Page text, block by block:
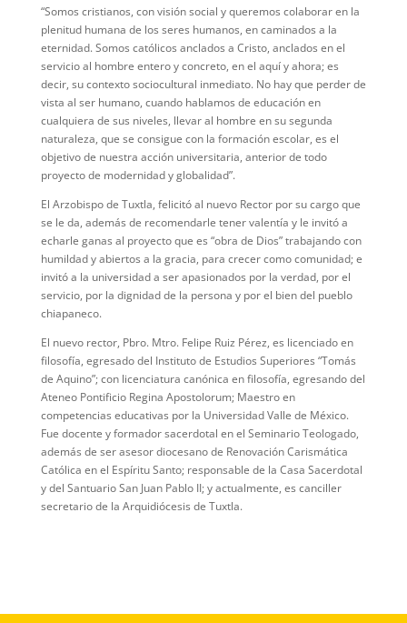
“Somos cristianos, con visión social y queremos colaborar en la
plenitud humana de los seres humanos, en caminados a la
eternidad. Somos católicos anclados a Cristo, anclados en el
servicio al hombre entero y concreto, en el aquí y ahora; es
decir, su contexto sociocultural inmediato. No hay que perder de
vista al ser humano, cuando hablamos de educación en
cualquiera de sus niveles, llevar al hombre en su segunda
naturaleza, que se consigue con la formación escolar, es el
objetivo de nuestra acción universitaria, anterior de todo
proyecto de modernidad y globalidad”.
El Arzobispo de Tuxtla, felicitó al nuevo Rector por su cargo que
se le da, además de recomendarle tener valentía y le invitó a
echarle ganas al proyecto que es “obra de Dios” trabajando con
humildad y abiertos a la gracia, para crecer como comunidad; e
invitó a la universidad a ser apasionados por la verdad, por el
servicio, por la dignidad de la persona y por el bien del pueblo
chiapaneco.
El nuevo rector, Pbro. Mtro. Felipe Ruiz Pérez, es licenciado en
filosofía, egresado del Instituto de Estudios Superiores “Tomás
de Aquino”; con licenciatura canónica en filosofía, egresando del
Ateneo Pontificio Regina Apostolorum; Maestro en
competencias educativas por la Universidad Valle de México.
Fue docente y formador sacerdotal en el Seminario Teologado,
además de ser asesor diocesano de Renovación Carismática
Católica en el Espíritu Santo; responsable de la Casa Sacerdotal
y del Santuario San Juan Pablo II; y actualmente, es canciller
secretario de la Arquidiócesis de Tuxtla.